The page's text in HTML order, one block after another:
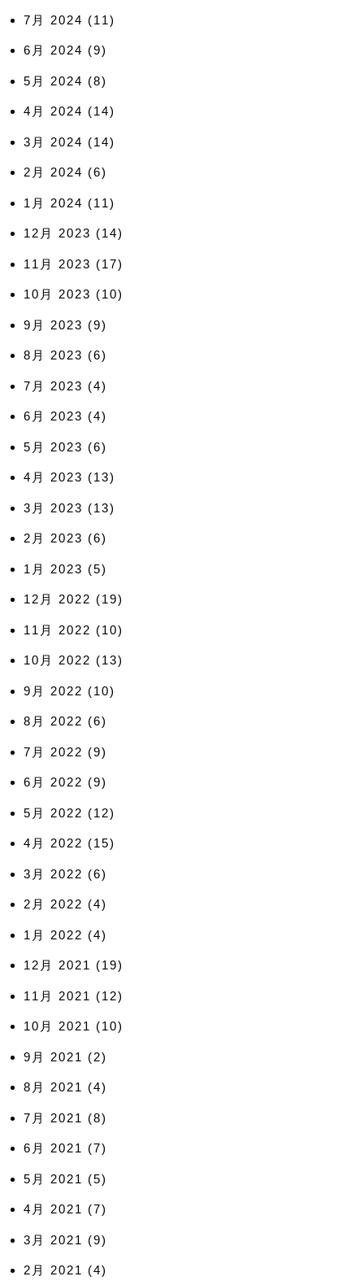
7月 2024 (11)
6月 2024 (9)
5月 2024 (8)
4月 2024 (14)
3月 2024 (14)
2月 2024 (6)
1月 2024 (11)
12月 2023 (14)
11月 2023 (17)
10月 2023 (10)
9月 2023 (9)
8月 2023 (6)
7月 2023 (4)
6月 2023 (4)
5月 2023 (6)
4月 2023 (13)
3月 2023 (13)
2月 2023 (6)
1月 2023 (5)
12月 2022 (19)
11月 2022 (10)
10月 2022 (13)
9月 2022 (10)
8月 2022 (6)
7月 2022 (9)
6月 2022 (9)
5月 2022 (12)
4月 2022 (15)
3月 2022 (6)
2月 2022 (4)
1月 2022 (4)
12月 2021 (19)
11月 2021 (12)
10月 2021 (10)
9月 2021 (2)
8月 2021 (4)
7月 2021 (8)
6月 2021 (7)
5月 2021 (5)
4月 2021 (7)
3月 2021 (9)
2月 2021 (4)